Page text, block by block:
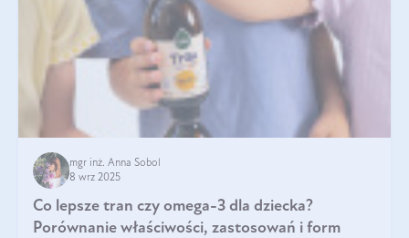
mgr inż. Anna Sobol
8 wrz 2025
Co lepsze tran czy omega-3 dla dziecka?
Porównanie właściwości, zastosowań i form